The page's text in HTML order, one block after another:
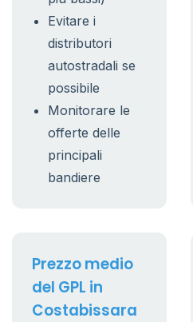
Evitare i
distributori
autostradali se
possibile
Monitorare le
offerte delle
principali
bandiere
Prezzo medio
del GPL in
Costabissara